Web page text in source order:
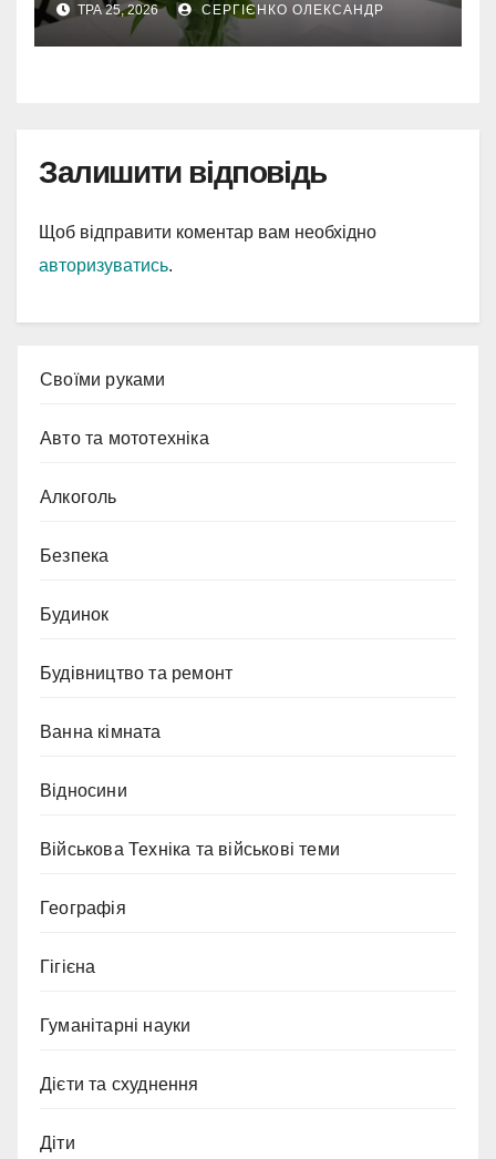
ТРА 25, 2026 СЕРГІЄНКО ОЛЕКСАНДР
Залишити відповідь
Щоб відправити коментар вам необхідно
авторизуватись.
Cвоїми руками
Авто та мототехніка
Алкоголь
Безпека
Будинок
Будівництво та ремонт
Ванна кімната
Відносини
Військова Техніка та військові теми
Географія
Гігієна
Гуманітарні науки
Дієти та схуднення
Діти